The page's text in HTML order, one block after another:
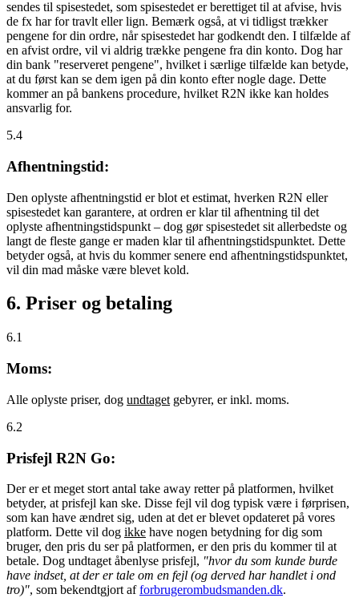
sendes til spisestedet, som spisestedet er berettiget til at afvise, hvis
de fx har for travlt eller lign. Bemærk også, at vi tidligst trækker
pengene for din ordre, når spisestedet har godkendt den. I tilfælde af
en afvist ordre, vil vi aldrig trække pengene fra din konto. Dog har
din bank "reserveret pengene", hvilket i særlige tilfælde kan betyde,
at du først kan se dem igen på din konto efter nogle dage. Dette
kommer an på bankens procedure, hvilket R2N ikke kan holdes
ansvarlig for.
5.4
Afhentningstid:
Den oplyste afhentningstid er blot et estimat, hverken R2N eller
spisestedet kan garantere, at ordren er klar til afhentning til det
oplyste afhentningstidspunkt – dog gør spisestedet sit allerbedste og
langt de fleste gange er maden klar til afhentningstidspunktet. Dette
betyder også, at hvis du kommer senere end afhentningstidspunktet,
vil din mad måske være blevet kold.
6. Priser og betaling
6.1
Moms:
Alle oplyste priser, dog undtaget gebyrer, er inkl. moms.
6.2
Prisfejl R2N Go:
Der er et meget stort antal take away retter på platformen, hvilket
betyder, at prisfejl kan ske. Disse fejl vil dog typisk være i førprisen,
som kan have ændret sig, uden at det er blevet opdateret på vores
platform. Dette vil dog ikke have nogen betydning for dig som
bruger, den pris du ser på platformen, er den pris du kommer til at
betale. Dog undtaget åbenlyse prisfejl, "hvor du som kunde burde
have indset, at der er tale om en fejl (og derved har handlet i ond
tro)", som bekendtgjort afforbrugerombudsmanden.dk.